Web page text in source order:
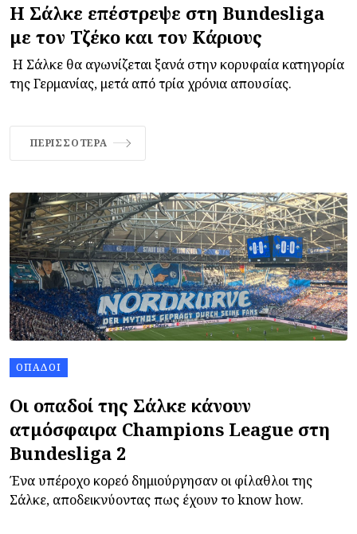
Η Σάλκε επέστρεψε στη Bundesliga
με τον Τζέκο και τον Κάριους
Η Σάλκε θα αγωνίζεται ξανά στην κορυφαία κατηγορία
της Γερμανίας, μετά από τρία χρόνια απουσίας.
ΠΕΡΙΣΣΌΤΕΡΑ
ΟΠΑΔΟΊ
Οι οπαδοί της Σάλκε κάνουν
ατμόσφαιρα Champions League στη
Bundesliga 2
Ένα υπέροχο κορεό δημιούργησαν οι φίλαθλοι της
Σάλκε, αποδεικνύοντας πως έχουν το know how.